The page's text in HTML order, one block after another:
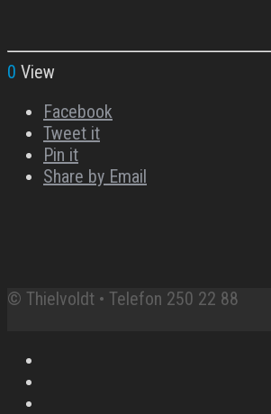
0 View
Facebook
Tweet it
Pin it
Share by Email
© Thielvoldt • Telefon 250 22 88